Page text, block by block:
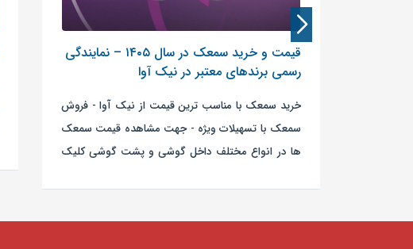
قیمت و خرید سمعک در سال ۱۴۰۵ – نمایندگی
رسمی برندهای معتبر در نیک آوا
خرید سمعک با مناسب ترین قیمت از نیک آوا - فروش
سمعک با تسهیلات ویژه - جهت مشاهده قیمت سمعک
ها در انواع مختلف داخل گوشی و پشت گوشی کلیک